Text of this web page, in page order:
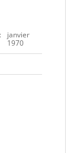
janvier
1970